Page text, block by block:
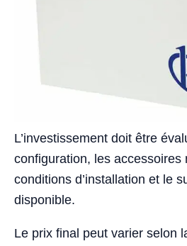
L’investissement doit être
configuration, les accessoires
conditions d’installation et le
disponible.
Le prix final peut varier selon